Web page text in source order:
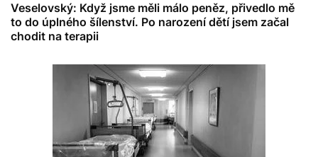
Veselovský: Když jsme měli málo peněz, přivedlo mě
to do úplného šílenství. Po narození dětí jsem začal
chodit na terapii